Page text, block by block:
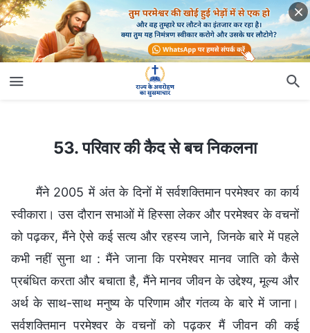
53. परिवार की कैद से बच निकलना
मैंने 2005 में अंत के दिनों में सर्वशक्तिमान परमेश्वर का कार्य
स्वीकारा। उस दौरान सभाओं में हिस्सा लेकर और परमेश्वर के वचनों
को पढ़कर, मैंने ऐसे कई सत्य और रहस्य जाने, जिनके बारे में पहले
कभी नहीं सुना था : मैंने जाना कि परमेश्वर मानव जाति को कैसे
प्रबंधित करता और बचाता है, मैंने मानव जीवन के उद्देश्य, मूल्य और
अर्थ के साथ-साथ मनुष्य के परिणाम और गंतव्य के बारे में जाना।
सर्वशक्तिमान परमेश्वर के वचनों को पढ़कर मैं जीवन की कई